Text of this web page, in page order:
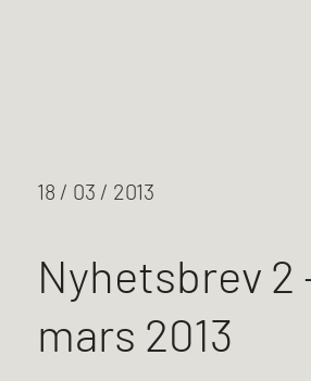
18 / 03 / 2013
Nyhetsbrev 2
mars 2013